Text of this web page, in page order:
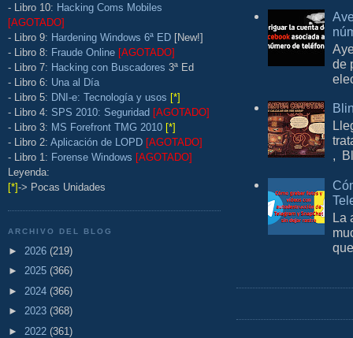
- Libro 10: Hacking Coms Mobiles
[AGOTADO]
- Libro 9: Hardening Windows 6ª ED [New!]
- Libro 8: Fraude Online [AGOTADO]
- Libro 7: Hacking con Buscadores 3ª Ed
- Libro 6: Una al Día
- Libro 5: DNI-e: Tecnología y usos [*]
- Libro 4: SPS 2010: Seguridad [AGOTADO]
- Libro 3: MS Forefront TMG 2010 [*]
- Libro 2: Aplicación de LOPD [AGOTADO]
- Libro 1: Forense Windows [AGOTADO]
Leyenda:
[*]-> Pocas Unidades
ARCHIVO DEL BLOG
► 2026 (219)
► 2025 (366)
► 2024 (366)
► 2023 (368)
► 2022 (361)
de
,
La